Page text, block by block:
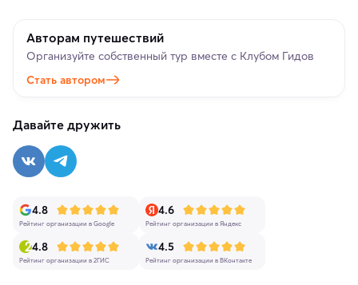
Авторам путешествий
Организуйте собственный тур вместе с Клубом Гидов
Стать автором
Давайте дружить
4.8
Рейтинг организации в Google
4.6
Рейтинг организации в Яндекс
4.8
Рейтинг организации в 2ГИС
4.5
Рейтинг организации в ВКонтакте